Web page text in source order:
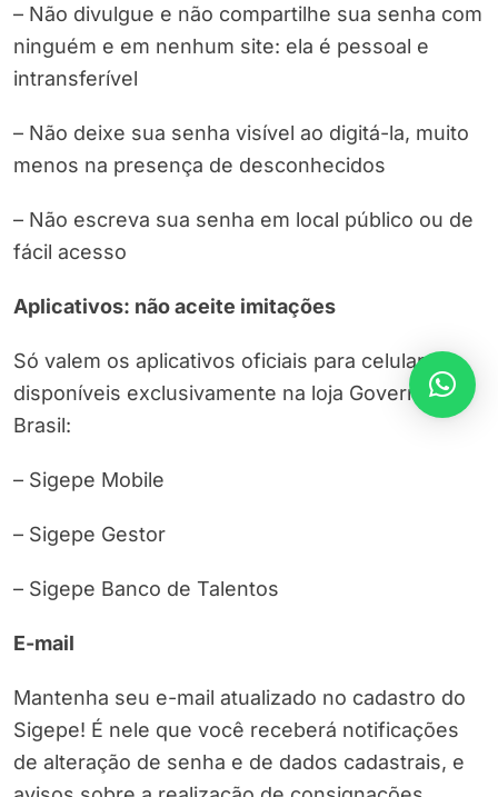
– Não divulgue e não compartilhe sua senha com
ninguém e em nenhum site: ela é pessoal e
intransferível
– Não deixe sua senha visível ao digitá-la, muito
menos na presença de desconhecidos
– Não escreva sua senha em local público ou de
fácil acesso
Aplicativos: não aceite imitações
Só valem os aplicativos oficiais para celular,
disponíveis exclusivamente na loja Governo do
Brasil:
– Sigepe Mobile
– Sigepe Gestor
– Sigepe Banco de Talentos
E-mail
Mantenha seu e-mail atualizado no cadastro do
Sigepe! É nele que você receberá notificações
de alteração de senha e de dados cadastrais, e